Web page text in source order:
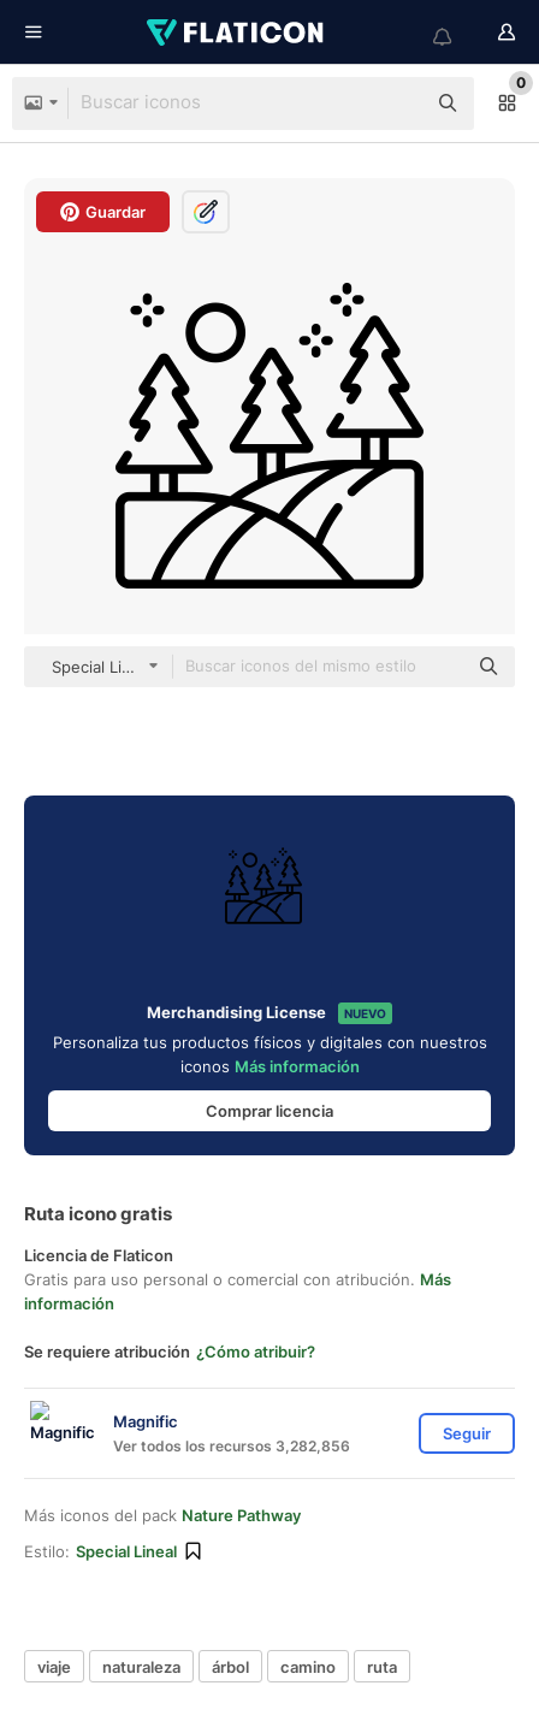
0
Guardar
Special Lineal
Merchandising License NUEVO
Personaliza tus productos físicos y digitales con nuestros
iconos Más información
Comprar licencia
Ruta icono gratis
Licencia de Flaticon
Gratis para uso personal o comercial con atribución. Más
información
Se requiere atribución ¿Cómo atribuir?
Magnific
Ver todos los recursos 3,282,856
Seguir
Más iconos del pack Nature Pathway
Estilo: Special Lineal
viaje naturaleza árbol camino ruta